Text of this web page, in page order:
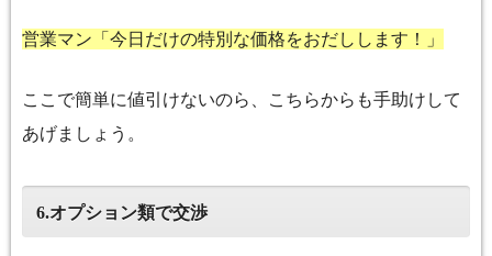
営業マン「今日だけの特別な価格をおだしします！」
ここで簡単に値引けないのら、こちらからも手助けして
あげましょう。
6.オプション類で交渉